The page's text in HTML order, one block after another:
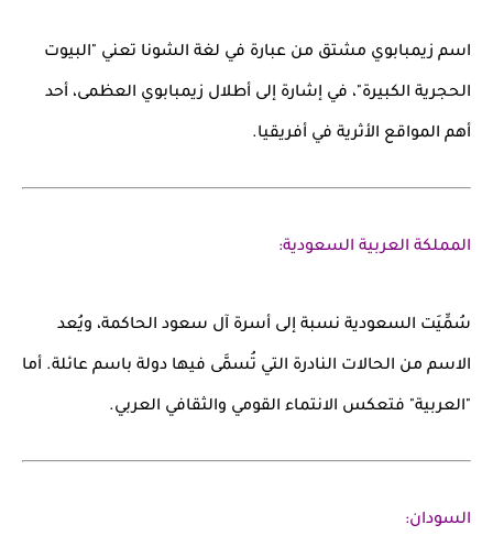
اسم زيمبابوي مشتق من عبارة في لغة الشونا تعني "البيوت
الحجرية الكبيرة"، في إشارة إلى أطلال زيمبابوي العظمى، أحد
أهم المواقع الأثرية في أفريقيا.
المملكة العربية السعودية:
سُمِّيَت السعودية نسبة إلى أسرة آل سعود الحاكمة، ويُعد
الاسم من الحالات النادرة التي تُسمَّى فيها دولة باسم عائلة. أما
"العربية" فتعكس الانتماء القومي والثقافي العربي.
السودان: